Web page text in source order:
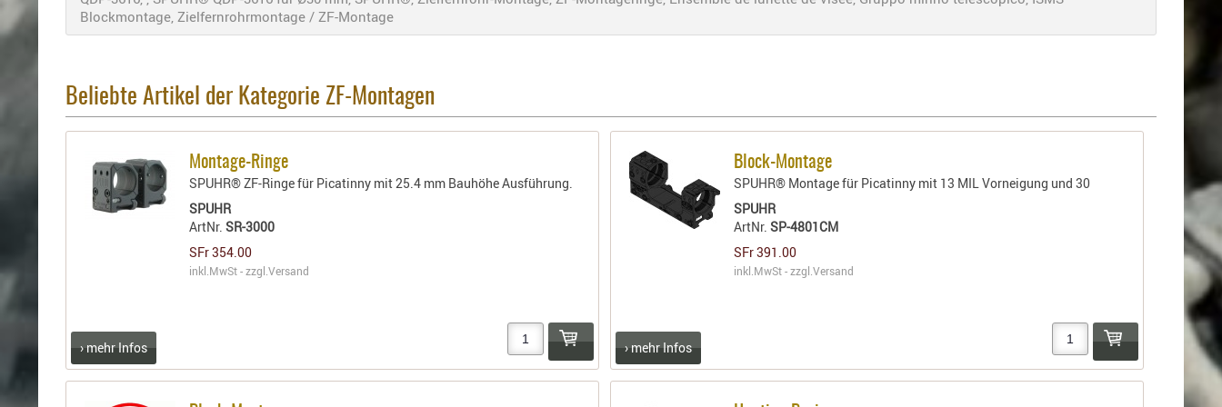
Blockmontage, Zielfernrohrmontage / ZF-Montage
Beliebte Artikel der Kategorie ZF-Montagen
Montage-Ringe
SPUHR® ZF-Ringe für Picatinny mit 25.4 mm Bauhöhe Ausführung.
SPUHR
ArtNr.SR-3000
SFr 354.00
inkl.MwSt - zzgl.Versand
› mehr Infos
Block-Montage
SPUHR® Montage für Picatinny mit 13 MIL Vorneigung und 30
SPUHR
ArtNr.SP-4801CM
SFr 391.00
inkl.MwSt - zzgl.Versand
› mehr Infos